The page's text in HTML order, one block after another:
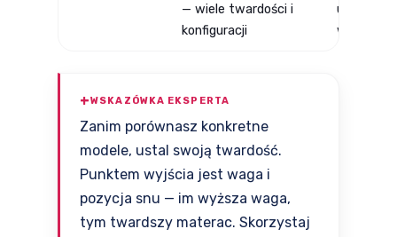
— wiele twardości i
konfiguracji
unikalnych
WSKAZÓWKA EKSPERTA
Zanim porównasz konkretne
modele, ustal swoją twardość.
Punktem wyjścia jest waga i
pozycja snu — im wyższa waga,
tym twardszy materac. Skorzystaj